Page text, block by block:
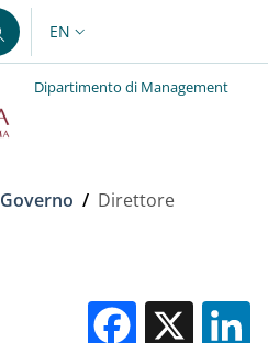
LANGUAGE SWITCHER:
EN
Dipartimento di Management
Governo / Direttore
X